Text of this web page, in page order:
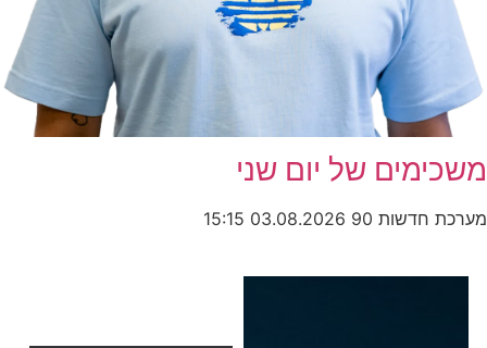
משכימים של יום שני
מערכת חדשות 90 03.08.2026
15:15